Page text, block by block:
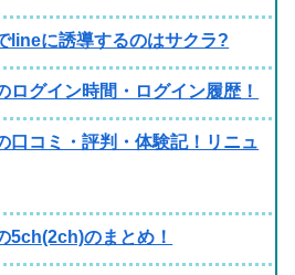
lineに誘導するのはサクラ?
グイン時間・ログイン履歴！
口コミ・評判・体験記！リニュ
5ch(2ch)のまとめ！